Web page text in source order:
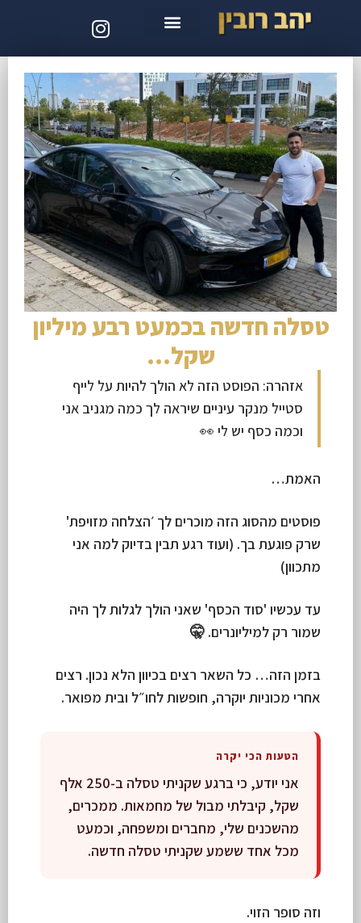
טסלה חדשה בכמעט רבע מיליון
שקל…
אזהרה: הפוסט הזה לא הולך להיות על לייף
סטייל מנקר עיניים שיראה לך כמה מגניב אני
וכמה כסף יש לי 👀
האמת…
פוסטים מהסוג הזה מוכרים לך ׳הצלחה מזויפת'
שרק פוגעת בך. (ועוד רגע תבין בדיוק למה אני
מתכוון)
עד עכשיו 'סוד הכסף' שאני הולך לגלות לך היה
שמור רק למיליונרים. 🤫
בזמן הזה… כל השאר רצים בכיוון הלא נכון. רצים
אחרי מכוניות יוקרה, חופשות לחו״ל ובית מפואר.
הטעות הכי יקרה
אני יודע, כי ברגע שקניתי טסלה ב-250 אלף
שקל, קיבלתי מבול של מחמאות. ממכרים,
מהשכנים שלי, מחברים ומשפחה, וכמעט
מכל אחד ששמע שקניתי טסלה חדשה.
וזה סופר הזוי.